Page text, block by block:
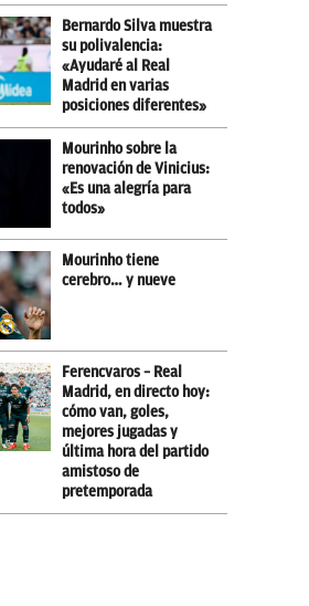
Bernardo Silva muestra
su polivalencia:
«Ayudaré al Real
Madrid en varias
posiciones diferentes»
Mourinho sobre la
renovación de Vinicius:
«Es una alegría para
todos»
Mourinho tiene
cerebro… y nueve
Ferencvaros – Real
Madrid, en directo hoy:
cómo van, goles,
mejores jugadas y
última hora del partido
amistoso de
pretemporada